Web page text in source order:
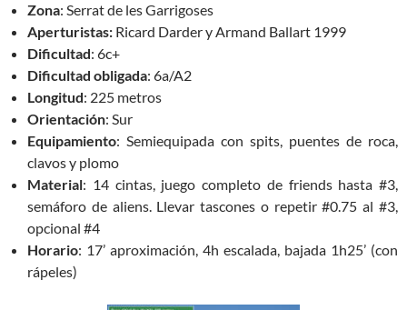
Zona: Serrat de les Garrigoses
Aperturistas: Ricard Darder y Armand Ballart 1999
Dificultad: 6c+
Dificultad obligada: 6a/A2
Longitud: 225 metros
Orientación: Sur
Equipamiento: Semiequipada con spits, puentes de roca,
clavos y plomo
Material: 14 cintas, juego completo de friends hasta #3,
semáforo de aliens. Llevar tascones o repetir #0.75 al #3,
opcional #4
Horario: 17’ aproximación, 4h escalada, bajada 1h25’ (con
rápeles)